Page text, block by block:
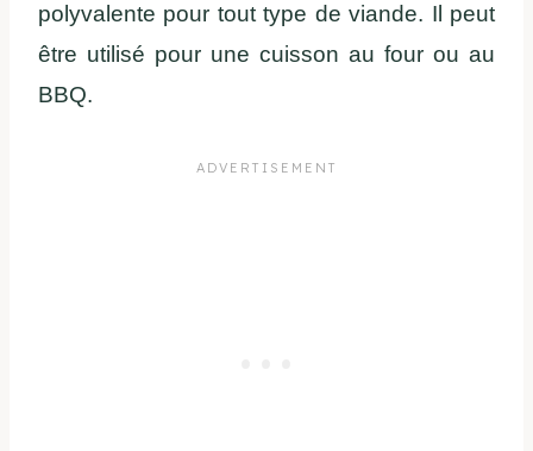
polyvalente pour tout type de viande. Il peut
être utilisé pour une cuisson au four ou au
BBQ.